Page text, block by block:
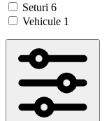
Seturi 6
Vehicule 1